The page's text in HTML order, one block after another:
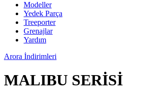
Modeller
Yedek Parça
Treeporter
Grenajlar
Yardım
Arora İndirimleri
MALIBU SERİSİ